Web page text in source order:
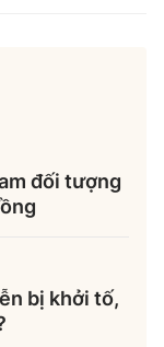
đối tượng
bị khởi tố,